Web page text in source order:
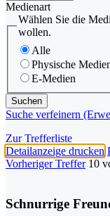
Medienart
Wählen Sie die
wollen.
Alle
Physische
E-Medien
Suche verfeinern
Zur Trefferliste
Detailanzeige drucken
Vorheriger Treffer 10
Schnurrige